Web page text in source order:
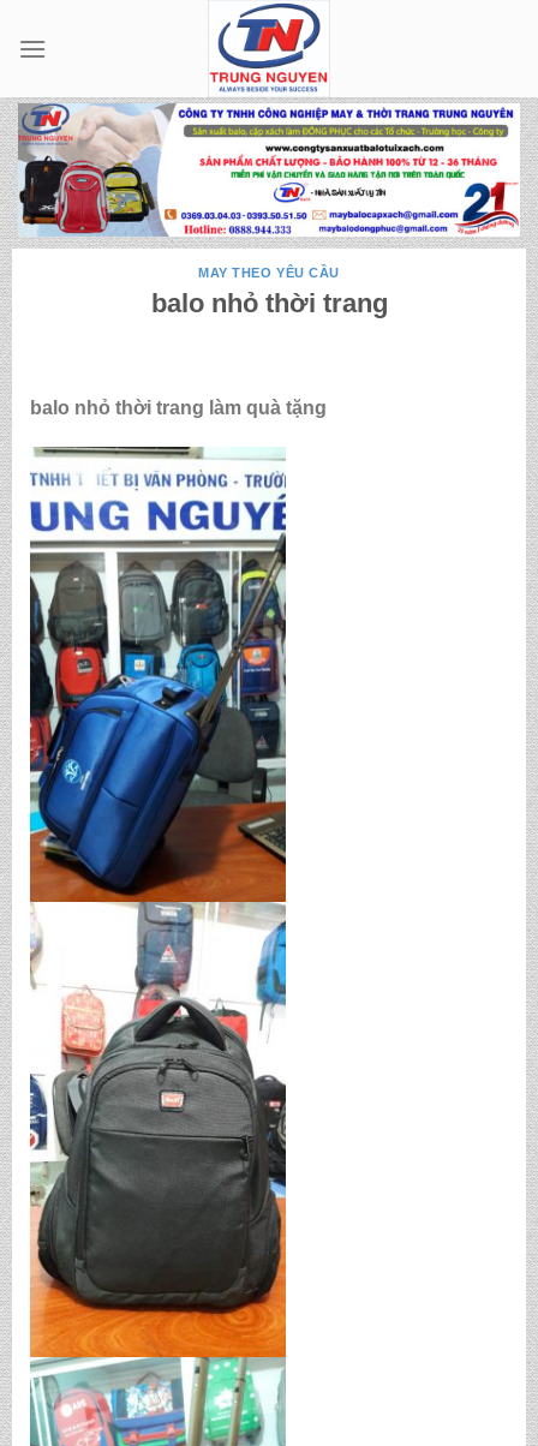
MAY THEO YÊU CẦU
balo nhỏ thời trang
balo nhỏ thời trang làm quà tặng